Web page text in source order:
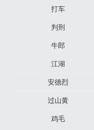
打车
判刑
牛郎
江湖
安德烈
过山黄
鸡毛